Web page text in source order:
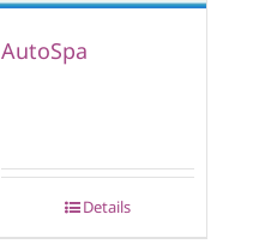
AutoSpa
Details